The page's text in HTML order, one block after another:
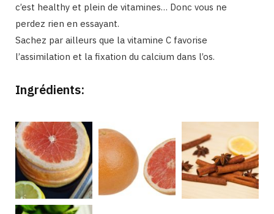
c’est healthy et plein de vitamines… Donc vous ne
perdez rien en essayant.
Sachez par ailleurs que la vitamine C favorise
l’assimilation et la fixation du calcium dans l’os.
Ingrédients: